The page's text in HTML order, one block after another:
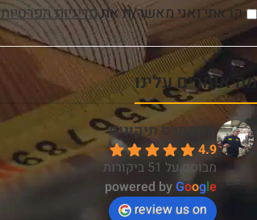
קראתי ואני מאשר/ת אתמדיניות הפרטיות
מה אומרים עלינו
אקספרס תיקונים
4.9
מבוסס על 51 ביקורות
powered byGoogle
review us on